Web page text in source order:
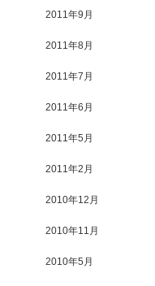
2011年9月
2011年8月
2011年7月
2011年6月
2011年5月
2011年2月
2010年12月
2010年11月
2010年5月